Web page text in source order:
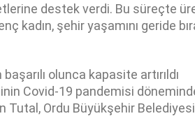
destek verdi. Bu süreçte
kadın, şehir yaşamını geride
olunca kapasite artırıldı
Covid-19 pandemisi
Tutal, Ordu Büyükşehir Belediyesi